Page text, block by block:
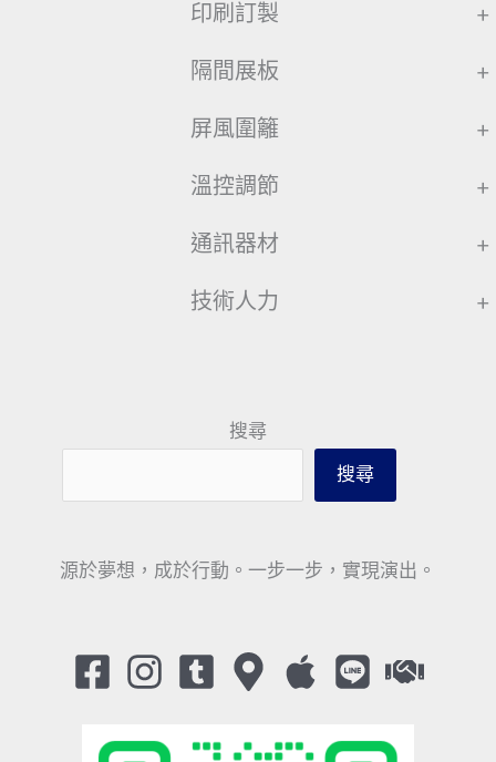
印刷訂製 +
隔間展板 +
屏風圍籬 +
溫控調節 +
通訊器材 +
技術人力 +
搜尋
搜尋
源於夢想，成於行動。一步一步，實現演出。